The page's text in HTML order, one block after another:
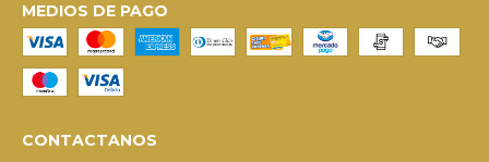
MEDIOS DE PAGO
CONTACTANOS